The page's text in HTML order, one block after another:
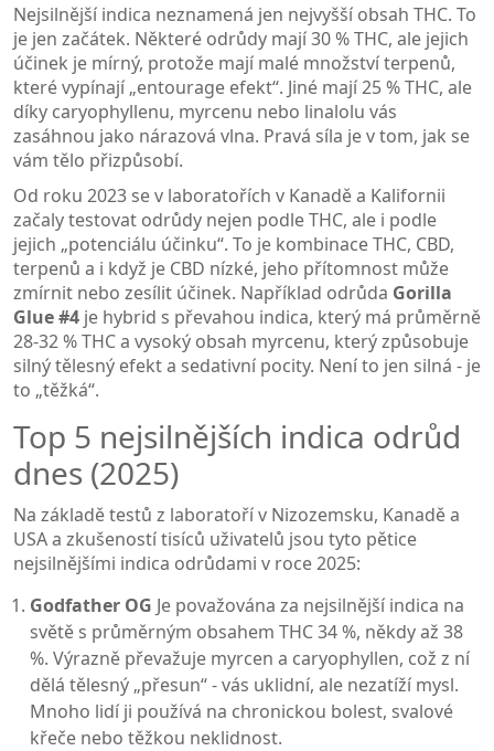
Nejsilnější indica neznamená jen nejvyšší obsah THC. To
je jen začátek. Některé odrůdy mají 30 % THC, ale jejich
účinek je mírný, protože mají malé množství terpenů,
které vypínají „entourage efekt“. Jiné mají 25 % THC, ale
díky caryophyllenu, myrcenu nebo linalolu vás
zasáhnou jako nárazová vlna. Pravá síla je v tom, jak se
vám tělo přizpůsobí.
Od roku 2023 se v laboratořích v Kanadě a Kalifornii
začaly testovat odrůdy nejen podle THC, ale i podle
jejich „potenciálu účinku“. To je kombinace THC, CBD,
terpenů a i když je CBD nízké, jeho přítomnost může
zmírnit nebo zesílit účinek. Například odrůda Gorilla
Glue #4 je hybrid s převahou indica, který má průměrně
28-32 % THC a vysoký obsah myrcenu, který způsobuje
silný tělesný efekt a sedativní pocity. Není to jen silná - je
to „těžká“.
Top 5 nejsilnějších indica odrůd
dnes (2025)
Na základě testů z laboratoří v Nizozemsku, Kanadě a
USA a zkušeností tisíců uživatelů jsou tyto pětice
nejsilnějšími indica odrůdami v roce 2025:
Godfather OG Je považována za nejsilnější indica na
světě s průměrným obsahem THC 34 %, někdy až 38
%. Výrazně převažuje myrcen a caryophyllen, což z ní
dělá tělesný „přesun“ - vás uklidní, ale nezatíží mysl.
Mnoho lidí ji používá na chronickou bolest, svalové
křeče nebo těžkou neklidnost.